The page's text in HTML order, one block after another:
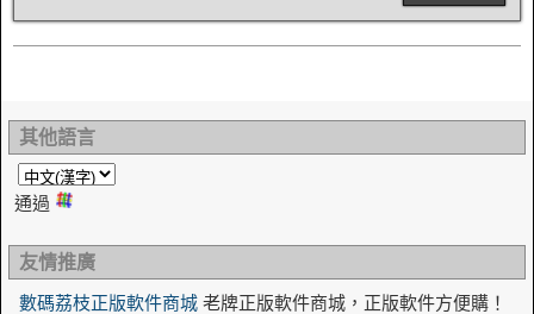
其他語言
通過
友情推廣
數碼荔枝正版軟件商城 老牌正版軟件商城，正版軟件方便購！